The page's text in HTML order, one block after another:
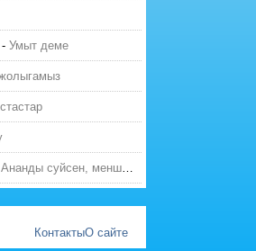
Умыт деме
Ананды суйсен, менше суй
КонтактыО сайте